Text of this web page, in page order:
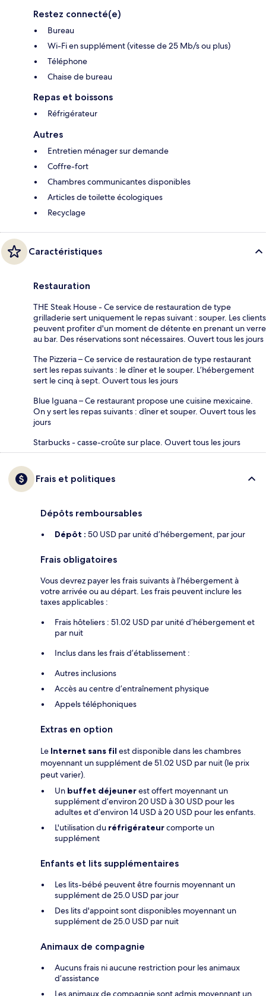
Restez connecté(e)
Bureau
Wi-Fi en supplément (vitesse de 25 Mb/s ou plus)
Téléphone
Chaise de bureau
Repas et boissons
Réfrigérateur
Autres
Entretien ménager sur demande
Coffre-fort
Chambres communicantes disponibles
Articles de toilette écologiques
Recyclage
Caractéristiques
Restauration
THE Steak House - Ce service de restauration de type
grilladerie sert uniquement le repas suivant : souper. Les clients
peuvent profiter d'un moment de détente en prenant un verre
au bar. Des réservations sont nécessaires. Ouvert tous les jours
The Pizzeria – Ce service de restauration de type restaurant
sert les repas suivants : le dîner et le souper. L’hébergement
sert le cinq à sept. Ouvert tous les jours
Blue Iguana – Ce restaurant propose une cuisine mexicaine.
On y sert les repas suivants : dîner et souper. Ouvert tous les
jours
Starbucks - casse-croûte sur place. Ouvert tous les jours
Frais et politiques
Dépôts remboursables
Dépôt : 50 USD par unité d’hébergement, par jour
Frais obligatoires
Vous devrez payer les frais suivants à l’hébergement à
votre arrivée ou au départ. Les frais peuvent inclure les
taxes applicables :
Frais hôteliers : 51.02 USD par unité d’hébergement et
par nuit
Inclus dans les frais d’établissement :
Autres inclusions
Accès au centre d’entraînement physique
Appels téléphoniques
Extras en option
Le Internet sans fil est disponible dans les chambres
moyennant un supplément de 51.02 USD par nuit (le prix
peut varier).
Un buffet déjeunerest offert moyennant un
supplément d’environ 20 USD à 30 USD pour les
adultes et d’environ 14 USD à 20 USD pour les enfants.
L'utilisation du réfrigérateurcomporte un
supplément
Enfants et lits supplémentaires
Les lits-bébé peuvent être fournis moyennant un
supplément de 25.0 USD par jour
Des lits d'appoint sont disponibles moyennant un
supplément de 25.0 USD par nuit
Animaux de compagnie
Aucuns frais ni aucune restriction pour les animaux
d’assistance
Les animaux de compagnie sont admis moyennant un